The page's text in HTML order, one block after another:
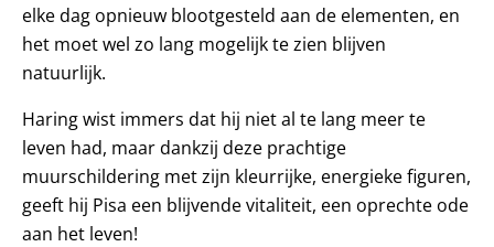
elke dag opnieuw blootgesteld aan de elementen, en
het moet wel zo lang mogelijk te zien blijven
natuurlijk.
Haring wist immers dat hij niet al te lang meer te
leven had, maar dankzij deze prachtige
muurschildering met zijn kleurrijke, energieke figuren,
geeft hij Pisa een blijvende vitaliteit, een oprechte ode
aan het leven!